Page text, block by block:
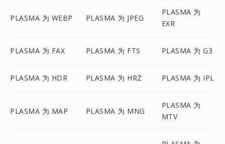
PLASMA 为 WEBP PLASMA 为 JPEG
PLASMA 为
EXR
PLASMA 为 FAX PLASMA 为 FTS PLASMA 为 G3
PLASMA 为 HDR PLASMA 为 HRZ PLASMA 为 IPL
PLASMA 为 MAP PLASMA 为 MNG
PLASMA 为
MTV